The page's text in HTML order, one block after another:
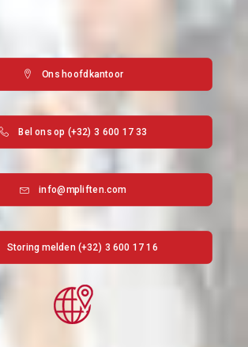
Ons hoofdkantoor
Bel ons op (+32) 3 600 17 33
info@mpliften.com
Storing melden (+32) 3 600 17 16